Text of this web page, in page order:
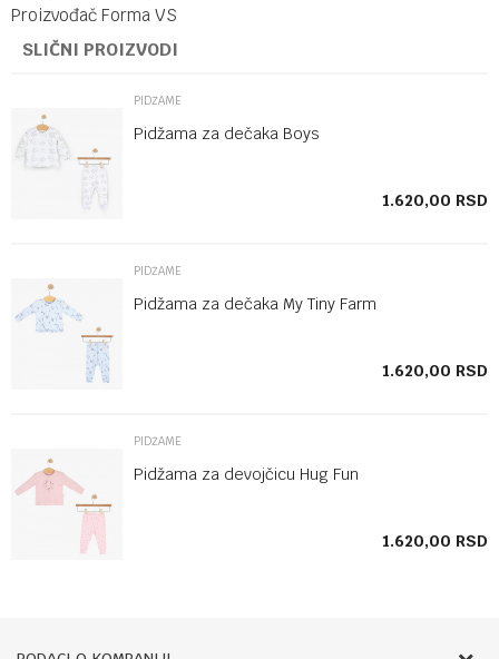
Proizvođač Forma VS
SLIČNI PROIZVODI
PIDŽAME
Pidžama za dečaka Boys
1.620,00 RSD
PIDŽAME
Pidžama za dečaka My Tiny Farm
1.620,00 RSD
PIDŽAME
Pidžama za devojčicu Hug Fun
1.620,00 RSD